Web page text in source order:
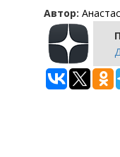
Автор: